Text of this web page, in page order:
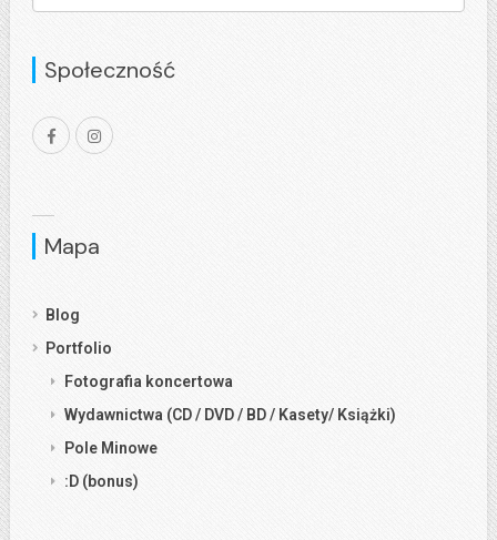
Społeczność
Mapa
Blog
Portfolio
Fotografia koncertowa
Wydawnictwa (CD / DVD / BD / Kasety/ Książki)
Pole Minowe
:D (bonus)